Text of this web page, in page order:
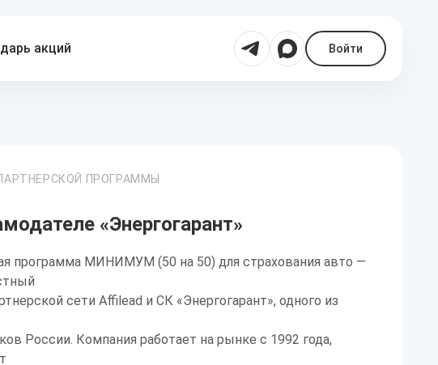
акций Войти
ПРОГРАММЫ
«Энергогарант»
программа МИНИМУМ (50 на 50) для страхования авто —
сети Affilead и СК «Энергогарант», одного из
России. Компания работает на рынке с 1992 года,